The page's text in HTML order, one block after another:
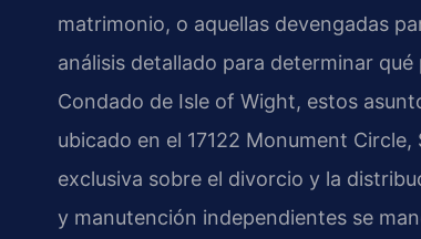
matrimonio, o aquellas devengadas
análisis detallado para determinar
Condado de Isle of Wight, estos
ubicado en el 17122 Monument
exclusiva sobre el divorcio y la
y manutención independientes se